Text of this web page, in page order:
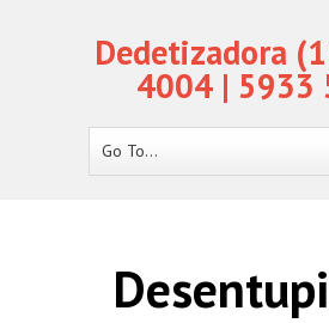
Dedetizadora
4004 | 5933
Go To...